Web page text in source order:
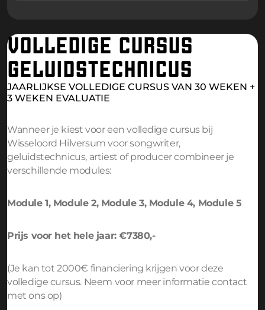
VOLLEDIGE CURSUS
GELUIDSTECHNICUS
JAARLIJKSE VOLLEDIGE CURSUS VAN 30 WEKEN +
3 WEKEN EVALUATIE
Wanneer je kiest voor een volledige cursus bij
Wisseloord Hilversum voor songwriter,
geluidstechnicus, artiest of producer combineer je
verschillende modules:
Module 1, Module 2, Module 3, Module 4, Module 5
Prijs voor het hele jaar: €7380,-
(Je kan tot 2000€ financiering krijgen voor deze
volledige cursus. Neem voor meer informatie contact
met ons op)